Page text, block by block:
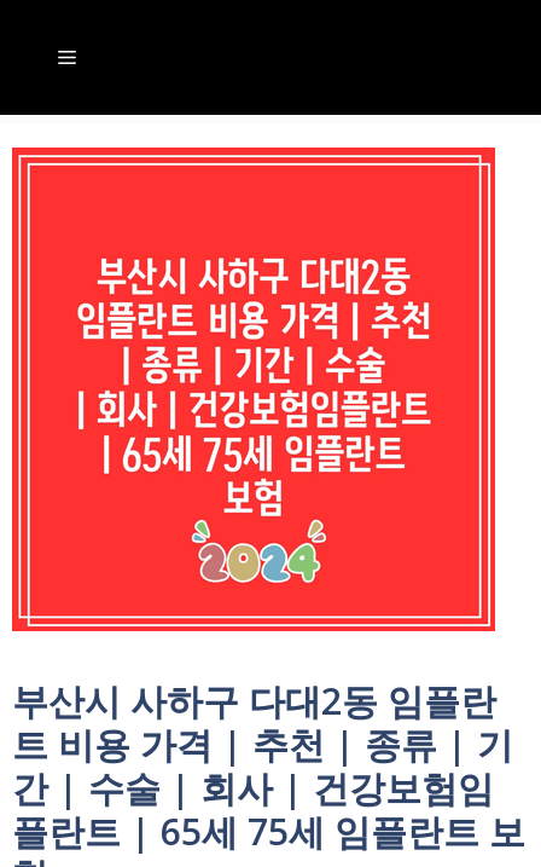
로
메
뉴
부산시 사하구 다대2동 임플란
트 비용 가격 | 추천 | 종류 | 기
간 | 수술 | 회사 | 건강보험임
플란트 | 65세 75세 임플란트 보